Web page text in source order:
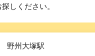
しください。
野州大塚駅